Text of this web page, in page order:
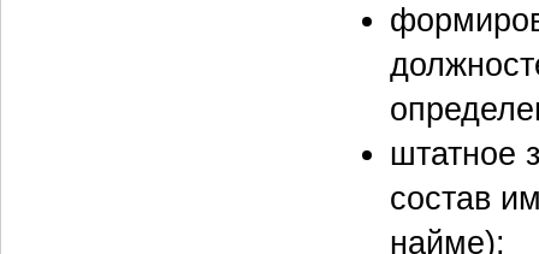
штатное
состав
найме);